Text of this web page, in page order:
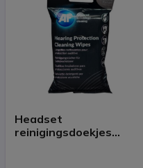
Headset
reinigingsdoekjes